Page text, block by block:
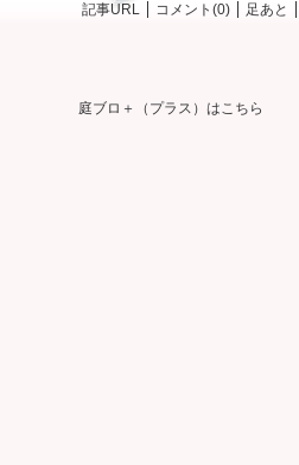
記事URL コメント(0) 足あと
庭ブロ＋（プラス）はこちら